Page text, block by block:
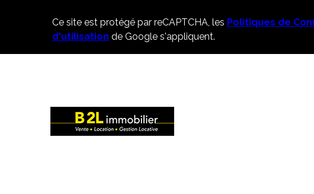
Ce site est protégé par reCAPTCHA, les Politiques de
d'utilisation de Google s'appliquent.